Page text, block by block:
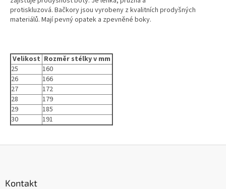
protiskluzová. Bačkory jsou vyrobeny z kvalitních prodyšných
materiálů. Mají pevný opatek a zpevněné boky.
Velikost Rozměr stélky v mm
25
160
26
166
27
172
28
179
29
185
30
191
Kontakt